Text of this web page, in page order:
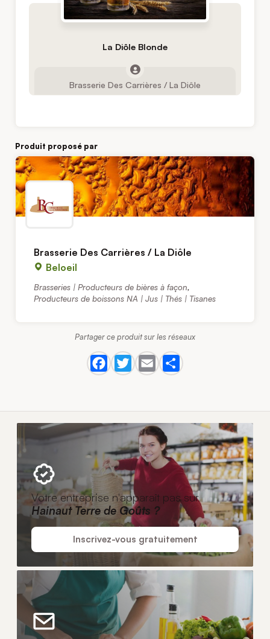
La Diôle Blonde
Brasserie Des Carrières / La Diôle
Produit proposé par
Brasserie Des Carrières / La Diôle
Beloeil
Brasseries | Producteurs de bières à façon,
Producteurs de boissons NA | Jus | Thés | Tisanes
Partager ce produit sur les réseaux
Votre entreprise n'apparaît pas sur
Hainaut Terre de Goûts ?
Inscrivez-vous gratuitement